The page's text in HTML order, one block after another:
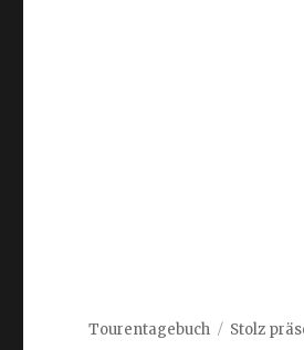
Tourentagebuch Stolz